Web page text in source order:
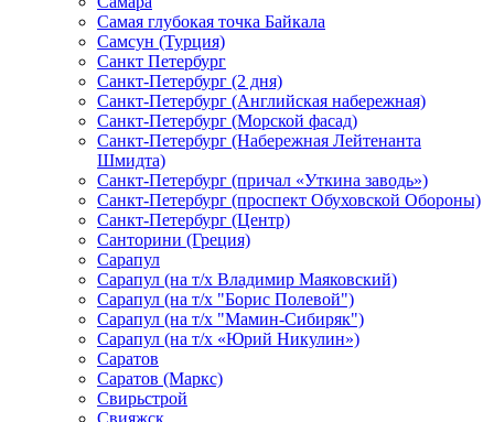
Самая глубокая точка Байкала
Самсун (Турция)
Санкт Петербург
Санкт-Петербург (2 дня)
Санкт-Петербург (Английская набережная)
Санкт-Петербург (Морской фасад)
Санкт-Петербург (Набережная Лейтенанта
Шмидта)
Санкт-Петербург (причал «Уткина заводь»)
Санкт-Петербург (проспект Обуховской Обороны)
Санкт-Петербург (Центр)
Санторини (Греция)
Сарапул
Сарапул (на т/х Владимир Маяковский)
Сарапул (на т/х "Борис Полевой")
Сарапул (на т/х "Мамин-Сибиряк")
Сарапул (на т/х «Юрий Никулин»)
Саратов
Саратов (Маркс)
Свирьстрой
Свияжск